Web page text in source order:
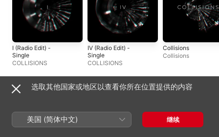
I (Radio Edit) -
Single
COLLISIONS
IV (Radio Edit) -
Single
COLLISIONS
Collisions
Collisions
作为音乐家参与制作的最新专辑
选取其他国家或地区以查看你所在位置提供的内容
美国 (简体中文) 继续